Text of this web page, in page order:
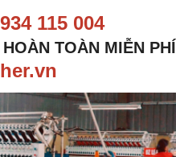
115 004
TOÀN MIỄN PHÍ